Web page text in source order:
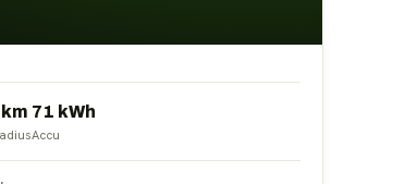
km 71 kWh
Accu